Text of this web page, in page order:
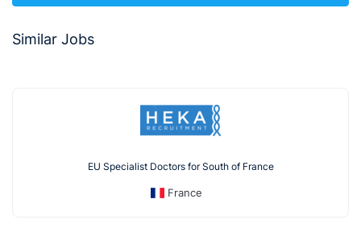
Similar Jobs
EU Specialist Doctors for South of France
France